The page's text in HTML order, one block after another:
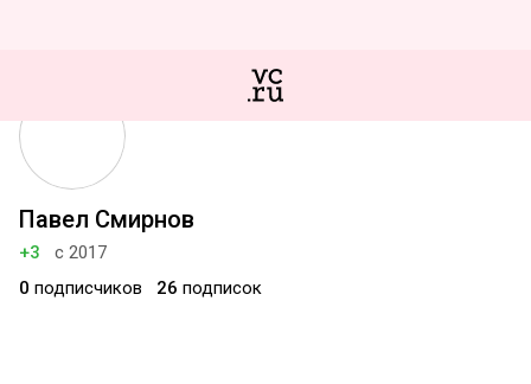
Павел Смирнов
+3
с 2017
0 подписчиков 26 подписок